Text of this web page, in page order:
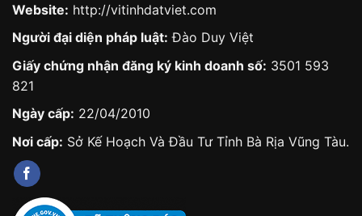
Website: http://vitinhdatviet.com
Người đại diện pháp luật: Đào Duy Việt
Giấy chứng nhận đăng ký kinh doanh số: 3501 593
821
Ngày cấp: 22/04/2010
Nơi cấp: Sở Kế Hoạch Và Đầu Tư Tỉnh Bà Rịa Vũng Tàu.